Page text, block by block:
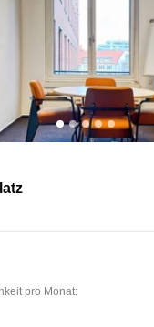
10, Berlin Mitte
pro Monat: